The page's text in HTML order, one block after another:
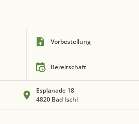
Vorbestellung
Bereitschaft
Esplanade 18
4820 Bad Ischl